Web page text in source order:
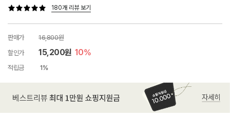
180개 리뷰 보기
판매가
16,800원
할인가
15,200원 10%
적립금 1%